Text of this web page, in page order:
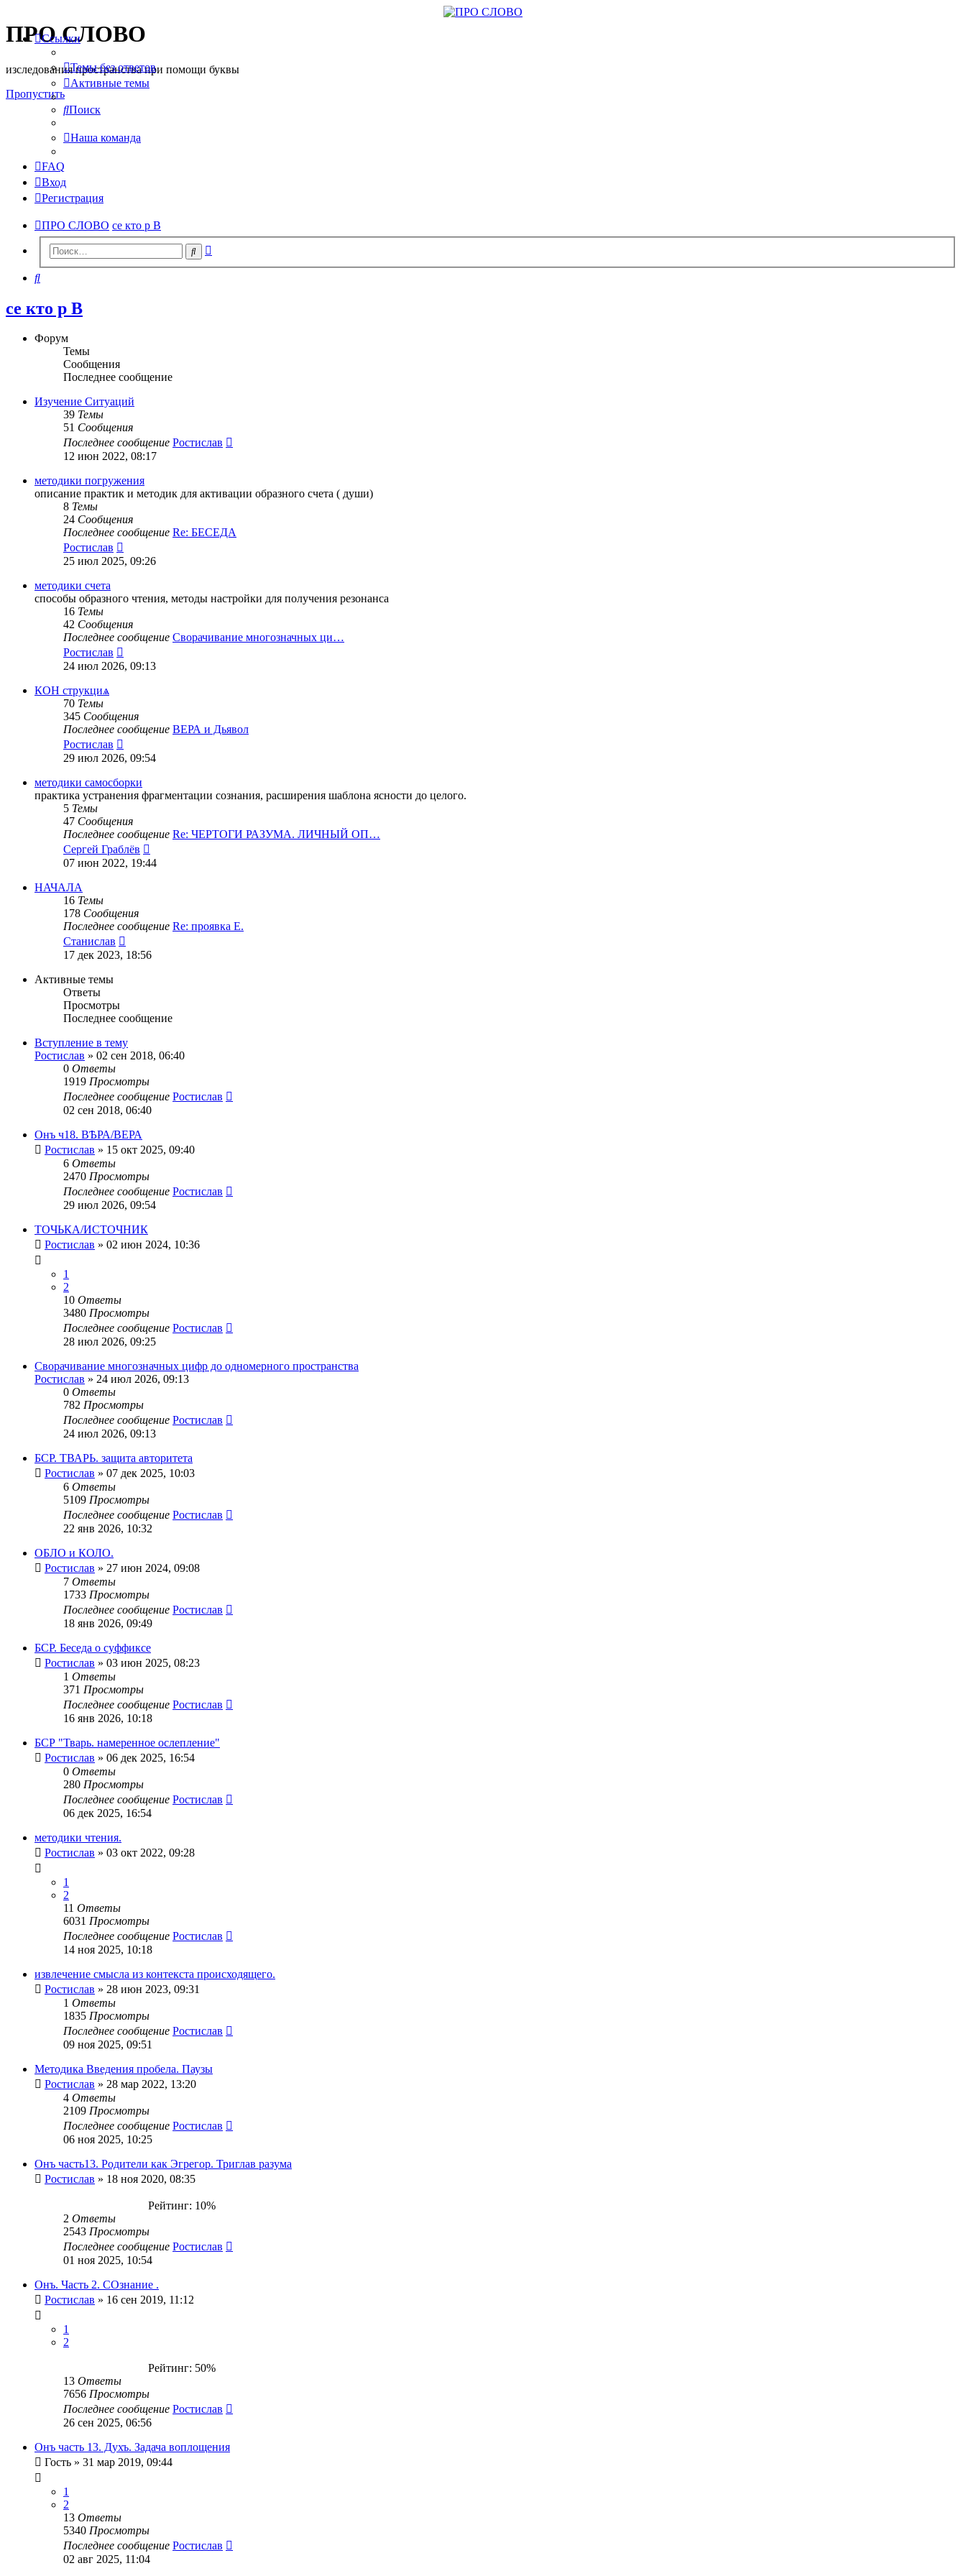
ПРО СЛОВО
изследования пространства при помощи буквы
Пропустить
Ссылки
Темы без ответов
Активные темы
Поиск
Наша команда
FAQ
Вход
Регистрация
ПРО СЛОВО се кто р В
Поиск
Поиск
се кто р В
Форум
Темы
Сообщения
Последнее сообщение
Изучение Ситуаций
39 Темы
51 Сообщения
Последнее сообщение Ростислав
12 июн 2022, 08:17
методики погружения
описание практик и методик для активации образного счета ( души)
8 Темы
24 Сообщения
Последнее сообщение Re: БЕСЕДА
Ростислав
к
последнему
25 июл 2025, 09:26
методики счета
способы образного чтения, методы настройки для получения резонанса
16 Темы
42 Сообщения
Последнее сообщение Сворачивание многозначных ци…
Ростислав
к
последнему
24 июл 2026, 09:13
КОН струкциѧ
70 Темы
345 Сообщения
Последнее сообщение ВЕРА и Дьявол
Ростислав
к
последнему
сообщению
29 июл 2026, 09:54
методики самосборки
практика устранения фрагментации сознания, расширения шаблона ясности до целого.
5 Темы
47 Сообщения
Последнее сообщение Re: ЧЕРТОГИ РАЗУМА. ЛИЧНЫЙ ОП…
Сергей Граблёв
к
07 июн 2022, 19:44
НАЧАЛА
16 Темы
178 Сообщения
Последнее сообщение Re: проявка Е.
Станислав
к
17 дек 2023, 18:56
Активные темы
Ответы
Просмотры
Последнее сообщение
Вступление в тему
Ростислав » 02 сен 2018, 06:40
0 Ответы
1919 Просмотры
Последнее сообщение Ростислав
02 сен 2018, 06:40
Онъ ч18. ВѢРА/ВЕРА
Ростислав » 15 окт 2025, 09:40
6 Ответы
2470 Просмотры
Последнее сообщение Ростислав
29 июл 2026, 09:54
ТОЧЬКА/ИСТОЧНИК
Ростислав » 02 июн 2024, 10:36
1
2
10 Ответы
3480 Просмотры
Последнее сообщение Ростислав
28 июл 2026, 09:25
Сворачивание многозначных цифр до одномерного пространства
Ростислав » 24 июл 2026, 09:13
0 Ответы
782 Просмотры
Последнее сообщение Ростислав
24 июл 2026, 09:13
БСР. ТВАРЬ. защита авторитета
Ростислав » 07 дек 2025, 10:03
6 Ответы
5109 Просмотры
Последнее сообщение Ростислав
22 янв 2026, 10:32
ОБЛО и КОЛО.
Ростислав » 27 июн 2024, 09:08
7 Ответы
1733 Просмотры
Последнее сообщение Ростислав
18 янв 2026, 09:49
БСР. Беседа о суффиксе
Ростислав » 03 июн 2025, 08:23
1 Ответы
371 Просмотры
Последнее сообщение Ростислав
16 янв 2026, 10:18
БСР "Тварь. намеренное ослепление"
Ростислав » 06 дек 2025, 16:54
0 Ответы
280 Просмотры
Последнее сообщение Ростислав
06 дек 2025, 16:54
методики чтения.
Ростислав » 03 окт 2022, 09:28
1
2
11 Ответы
6031 Просмотры
Последнее сообщение Ростислав
14 ноя 2025, 10:18
извлечение смысла из контекста происходящего.
Ростислав » 28 июн 2023, 09:31
1 Ответы
1835 Просмотры
Последнее сообщение Ростислав
09 ноя 2025, 09:51
Методика Введения пробела. Паузы
Ростислав » 28 мар 2022, 13:20
4 Ответы
2109 Просмотры
Последнее сообщение Ростислав
06 ноя 2025, 10:25
Онъ часть13. Родители как Эгрегор. Триглав разума
Ростислав » 18 ноя 2020, 08:35
Рейтинг: 10%
2 Ответы
2543 Просмотры
Последнее сообщение Ростислав
01 ноя 2025, 10:54
Онъ. Часть 2. СОзнание .
Ростислав » 16 сен 2019, 11:12
1
2
Рейтинг: 50%
13 Ответы
7656 Просмотры
Последнее сообщение Ростислав
26 сен 2025, 06:56
Онъ часть 13. Духъ. Задача воплощения
Гость » 31 мар 2019, 09:44
1
2
13 Ответы
5340 Просмотры
Последнее сообщение Ростислав
02 авг 2025, 11:04